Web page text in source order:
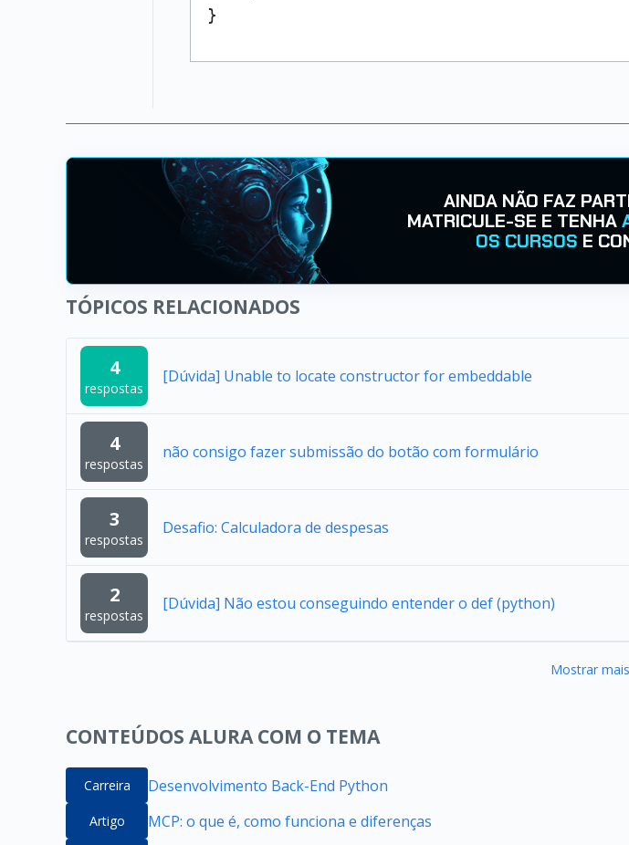
}
AINDA NÃO FAZ
MATRICULE-SE E TENHA
OS CURSOS E
TÓPICOS RELACIONADOS
4
respostas
[Dúvida] Unable to locate constructor for embeddable
4
respostas
não consigo fazer submissão do botão com formulário
3
respostas
Desafio: Calculadora de despesas
2
respostas
[Dúvida] Não estou conseguindo entender o def (python)
Mostrar
CONTEÚDOS ALURA COM O TEMA
Carreira Desenvolvimento Back-End Python
Artigo MCP: o que é, como funciona e diferenças